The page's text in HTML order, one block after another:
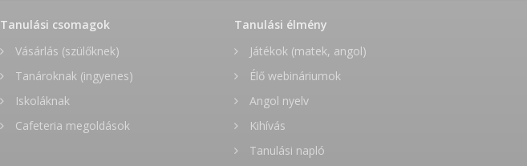
Tanulási csomagok
Vásárlás (szülőknek)
Tanároknak (ingyenes)
Iskoláknak
Cafeteria megoldások
Tanulási élmény
Játékok (matek, angol)
Élő webináriumok
Angol nyelv
Kihívás
Tanulási napló